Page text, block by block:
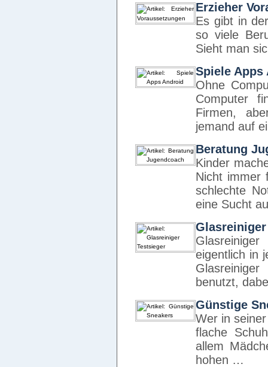
Erzieher
Es gibt in
so viele
Sieht man
Spiele Apps
Ohne
Computer
Firmen,
jemand auf
Beratung
Kinder
Nicht immer
schlechte
eine Sucht
eigentlich in
benutzt,
Günstige
Wer in
flache
allem
hohen …